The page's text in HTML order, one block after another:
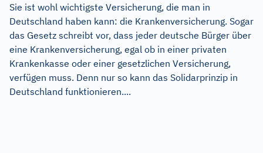
Sie ist wohl wichtigste Versicherung, die man in
Deutschland haben kann: die Krankenversicherung. Sogar
das Gesetz schreibt vor, dass jeder deutsche Bürger über
eine Krankenversicherung, egal ob in einer privaten
Krankenkasse oder einer gesetzlichen Versicherung,
verfügen muss. Denn nur so kann das Solidarprinzip in
Deutschland funktionieren....